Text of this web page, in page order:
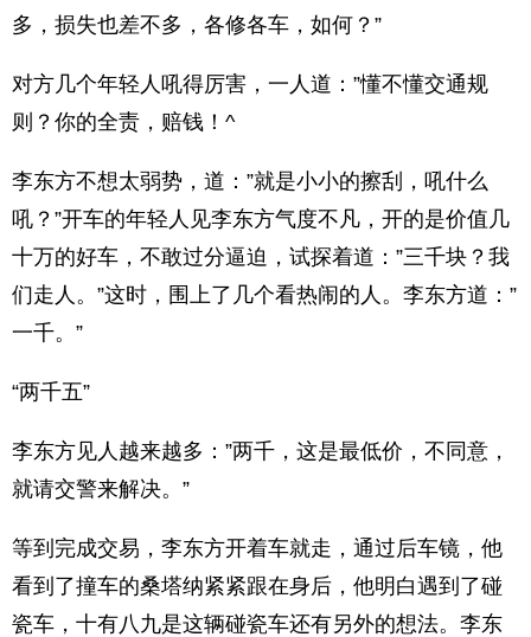
多，损失也差不多，各修各车，如何？”
对方几个年轻人吼得厉害，一人道：”懂不懂交通规
则？你的全责，赔钱！^
李东方不想太弱势，道：”就是小小的擦刮，吼什么
吼？”开车的年轻人见李东方气度不凡，开的是价值几
十万的好车，不敢过分逼迫，试探着道：”三千块？我
们走人。”这时，围上了几个看热闹的人。李东方道：”
一千。”
“两千五”
李东方见人越来越多：”两千，这是最低价，不同意，
就请交警来解决。”
等到完成交易，李东方开着车就走，通过后车镜，他
看到了撞车的桑塔纳紧紧跟在身后，他明白遇到了碰
瓷车，十有八九是这辆碰瓷车还有另外的想法。李东